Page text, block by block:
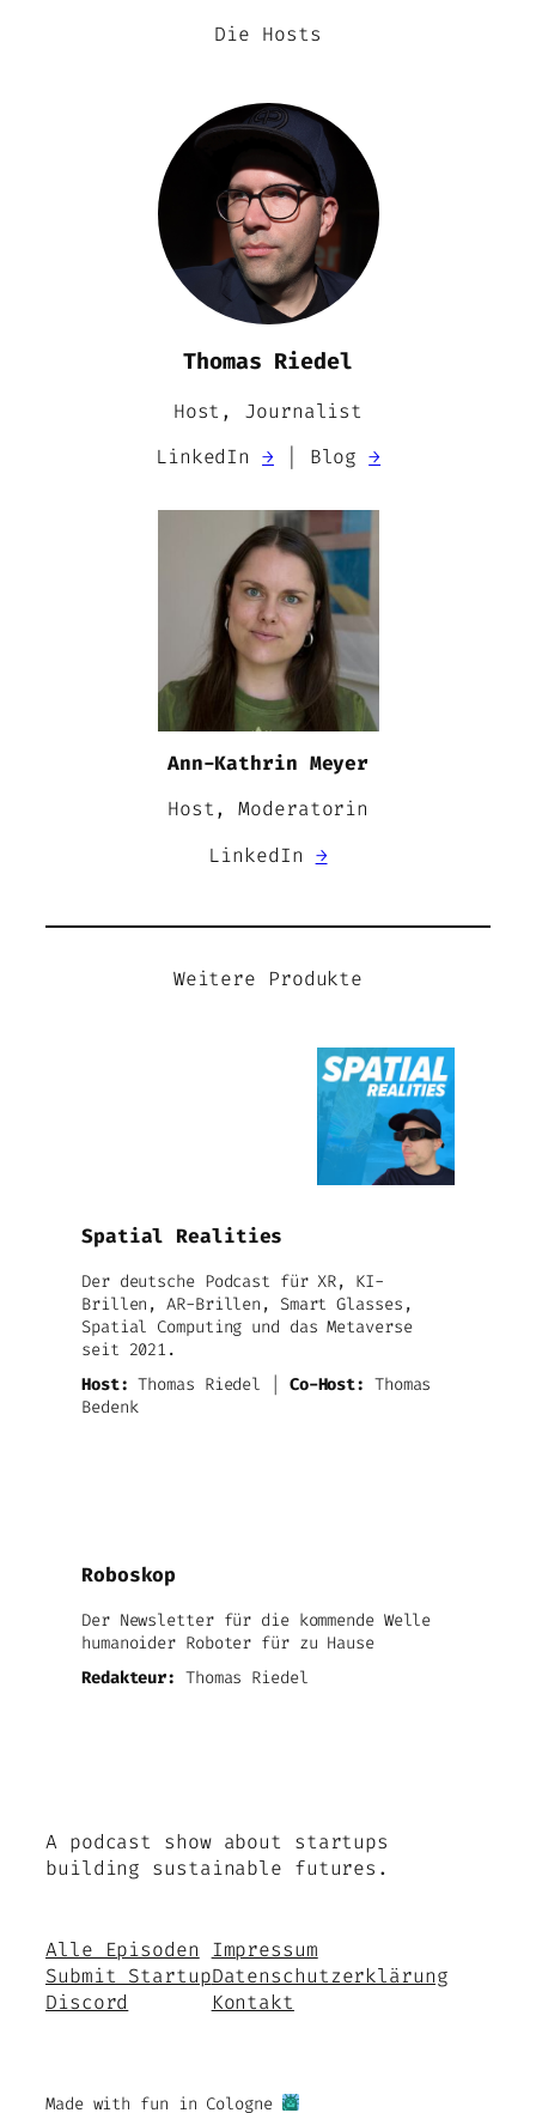
Die Hosts
Thomas Riedel
Host, Journalist
LinkedIn→ | Blog→
Ann-Kathrin Meyer
Host, Moderatorin
LinkedIn →
Weitere Produkte
Spatial Realities
Der deutsche Podcast für XR, KI-
Brillen, AR-Brillen, Smart Glasses,
Spatial Computing und das Metaverse
seit 2021.
Host: Thomas Riedel | Co-Host: Thomas
Bedenk
Roboskop
Der Newsletter für die kommende Welle
humanoider Roboter für zu Hause
Redakteur: Thomas Riedel
A podcast show about startups
building sustainable futures.
Alle Episoden
Submit Startup
Discord
Impressum
Datenschutzerklärung
Kontakt
Made with fun in Cologne